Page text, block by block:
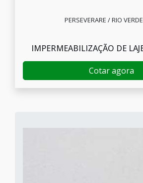
PERSEVERARE / RIO
IMPERMEABILIZAÇÃO DE
Cotar agora